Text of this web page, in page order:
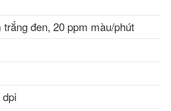
trắng đen, 20 ppm màu/phút
dpi